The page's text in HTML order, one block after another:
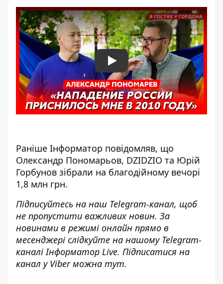
Play
Раніше Інформатор повідомляв, що
Олександр Пономарьов, DZIDZIO та Юрій
Горбунов зібрали на благодійному вечорі
1,8 млн грн.
Підписуйтесь на наш Telegram-канал, щоб
не пропустити важливих новин. За
новинами в режимі онлайн прямо в
месенджері слідкуйте на нашому Telegram-
каналіІнформатор Live. Підписатися на
канал у Viber можна тут.